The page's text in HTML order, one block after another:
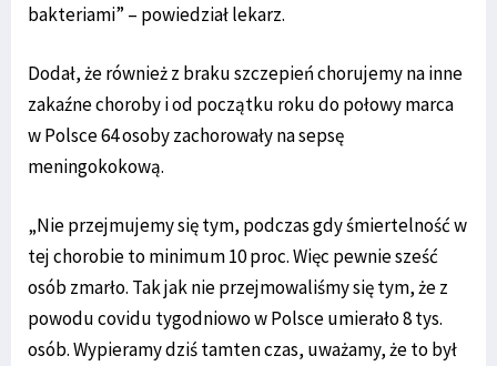
bakteriami” – powiedział lekarz.
Dodał, że również z braku szczepień chorujemy na inne
zakaźne choroby i od początku roku do połowy marca
w Polsce 64 osoby zachorowały na sepsę
meningokokową.
„Nie przejmujemy się tym, podczas gdy śmiertelność w
tej chorobie to minimum 10 proc. Więc pewnie sześć
osób zmarło. Tak jak nie przejmowaliśmy się tym, że z
powodu covidu tygodniowo w Polsce umierało 8 tys.
osób. Wypieramy dziś tamten czas, uważamy, że to był